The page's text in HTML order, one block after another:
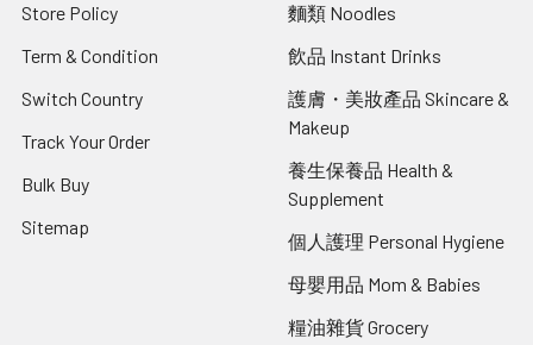
Store Policy
Term & Condition
Switch Country
Track Your Order
Bulk Buy
Sitemap
麵類 Noodles
飲品 Instant Drinks
護膚・美妝產品 Skincare &
Makeup
養生保養品 Health &
Supplement
個人護理 Personal Hygiene
母嬰用品 Mom & Babies
糧油雜貨 Grocery